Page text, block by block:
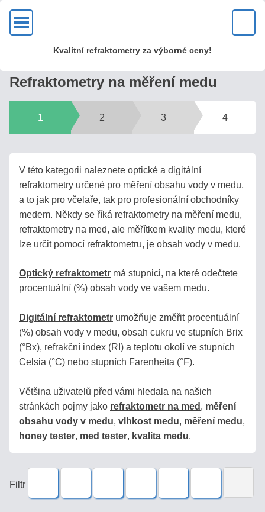
Kvalitní refraktometry za výborné ceny!
Refraktometry na měření medu
1 2 3 4
V této kategorii naleznete optické a digitální
refraktometry určené pro měření obsahu vody v medu,
a to jak pro včelaře, tak pro profesionální obchodníky
medem. Někdy se říká refraktometry na měření medu,
refraktometry na med, ale měřítkem kvality medu, které
lze určit pomocí refraktometru, je obsah vody v medu.
Optický refraktometr má stupnici, na které odečtete
procentuální (%) obsah vody ve vašem medu.
Digitální refraktometr umožňuje změřit procentuální
(%) obsah vody v medu, obsah cukru ve stupních Brix
(°Bx), refrakční index (RI) a teplotu okolí ve stupních
Celsia (°C) nebo stupních Farenheita (°F).
Většina uživatelů před vámi hledala na našich
stránkách pojmy jako refraktometr na med , měření
obsahu vody v medu, vlhkost medu, měření medu,
honey tester, med tester, kvalita medu.
Filtr
zakoupíte
kovové
optické
refraktometry
s mosaznou
hlavou
skleněnou
Podívejte
bídné
jsou
plastové
náhražky!
Produkty
DESTILÁTY